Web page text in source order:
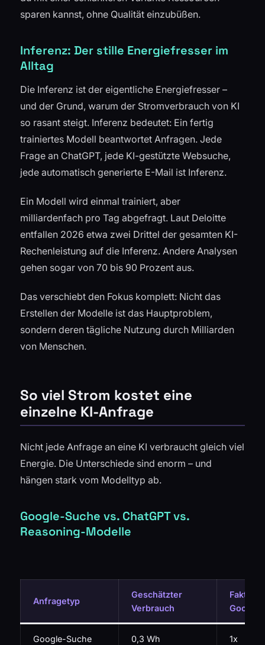
sparen kannst, ohne Qualität einzubüßen.
Inferenz: Der stille Energiefresser im
Alltag
Die Inferenz ist der eigentliche Energiefresser –
und der Grund, warum der Stromverbrauch von KI
so rasant steigt. Inferenz bedeutet: Ein fertig
trainiertes Modell beantwortet Anfragen. Jede
Frage an ChatGPT, jede KI-gestützte Websuche,
jede automatisch generierte E-Mail ist Inferenz.
Ein Modell wird einmal trainiert, aber
milliardenfach pro Tag abgefragt. Laut Deloitte
entfallen 2026 etwa zwei Drittel der gesamten KI-
Rechenleistung auf die Inferenz. Andere Analysen
gehen sogar von 70 bis 90 Prozent aus.
Das verschiebt den Fokus komplett: Nicht das
Erstellen der Modelle ist das Hauptproblem,
sondern deren tägliche Nutzung durch Milliarden
von Menschen.
So viel Strom kostet eine
einzelne KI-Anfrage
Nicht jede Anfrage an eine KI verbraucht gleich viel
Energie. Die Unterschiede sind enorm – und
hängen stark vom Modelltyp ab.
Google-Suche vs. ChatGPT vs.
Reasoning-Modelle
Anfragetyp
Geschätzter
Verbrauch
Faktor
Google-Suche 0,3 Wh 1x